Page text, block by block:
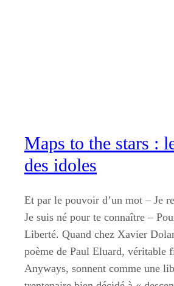
Maps to the stars :
des idoles
Et par le pouvoir d’un mot – Je
Je suis né pour te connaître –
Liberté. Quand chez Xavier
poème de Paul Eluard, véritable
Anyways, sonnent comme une